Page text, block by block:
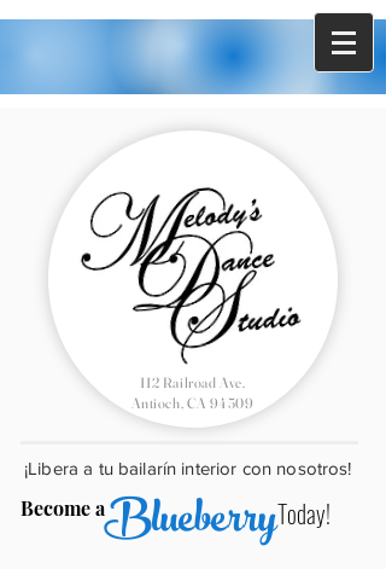
112 Railroad Ave.
Antioch, CA 94509
Blueberry
¡Libera a tu bailarín interior con nosotros!
Become a Today!